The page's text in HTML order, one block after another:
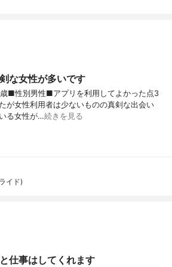
な女性が多いです
■性別男性■アプリを利用してよかった点3
が女性利用者は少ないものの真剣な出会い
る女性が…続きを見る
イド)
仕事はしてくれます